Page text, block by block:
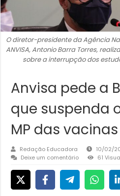
O diretor-presidente da Agência
ANVISA, Antonio Barra Torres,
sobre a interrupção dos
Anvisa pede a
que suspenda
MP das vacinas
Redação Educadora 10/02/
Deixe um comentário
61